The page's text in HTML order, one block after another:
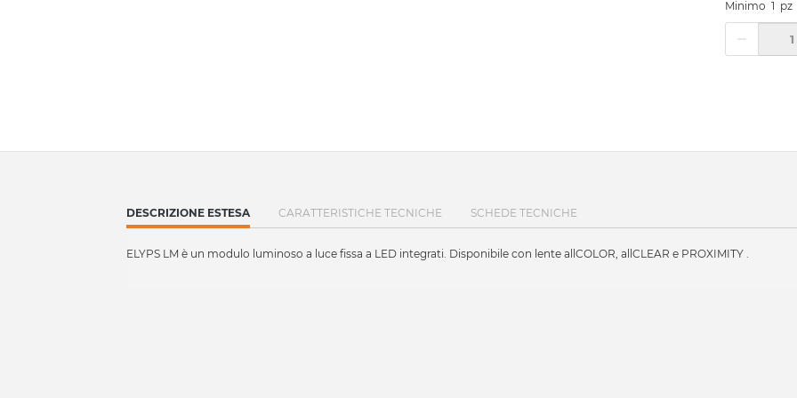
Minimo 1 pz
CURRENT
TAB:
DESCRIZIONE ESTESA CARATTERISTICHE TECNICHE SCHEDE TECNICHE
ELYPS LM è un modulo luminoso a luce fissa a LED integrati. Disponibile con lente allCOLOR, allCLEAR e PROXIMITY .